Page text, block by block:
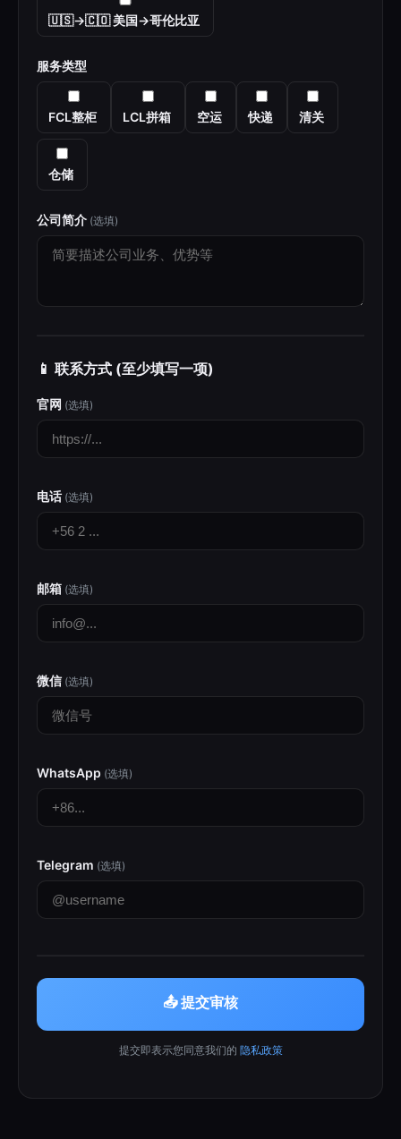
🇺🇸→🇨🇴 美国→哥伦比亚
服务类型
FCL整柜 LCL拼箱 空运 快递 清关
仓储
公司简介 (选填)
📱 联系方式 (至少填写一项)
官网 (选填)
电话 (选填)
邮箱 (选填)
微信 (选填)
WhatsApp (选填)
Telegram (选填)
📤 提交审核
提交即表示您同意我们的 隐私政策